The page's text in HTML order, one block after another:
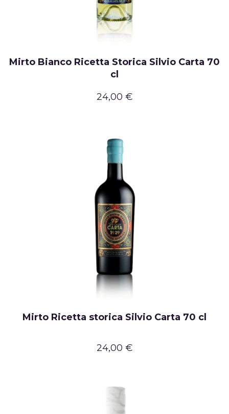
Mirto Bianco Ricetta Storica Silvio Carta 70
cl
24,00 €
Mirto Ricetta storica Silvio Carta 70 cl
24,00 €